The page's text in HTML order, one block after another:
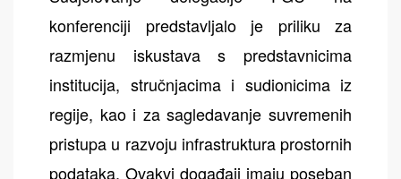
konferenciji predstavljalo je priliku za
razmjenu iskustava s predstavnicima
institucija, stručnjacima i sudionicima iz
regije, kao i za sagledavanje suvremenih
pristupa u razvoju infrastruktura prostornih
podataka. Ovakvi događaji imaju poseban